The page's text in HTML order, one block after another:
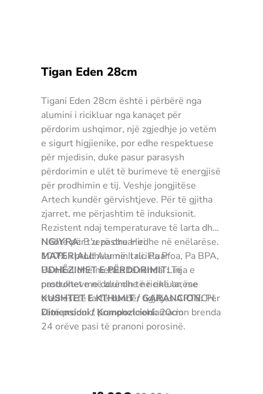
Tigan Eden 28cm
Tigani Eden 28cm është i përbërë nga
alumini i ricikluar nga kanaçet për
përdorim ushqimor, një zgjedhje jo vetëm
e sigurt higjienike, por edhe respektuese
për mjedisin, duke pasur parasysh
përdorimin e ulët të burimeve të energjisë
për prodhimin e tij. Veshje jongjitëse
Artech kundër gërvishtjeve. Për të gjitha
zjarret, me përjashtim të induksionit.
Rezistent ndaj temperaturave të larta dhe
i lehtë për t’u pastruar edhe në enëlarëse.
100% i prodhuar në Itali. Pa Pfoa, Pa BPA,
Pa nikel dhe metale të rënda. Linja e
produkteve në alumin të ricikluar, me
trashësi të lartë kundër ngjitjes ARTECH.
Dimensioni / Kompozicioni:20cm
NGJYRA:E zezë dhe Hiri
MATERIALI:Alumin i ricikluar
UDHËZIMET E PËRDORIMIT:Të
pastrohet me dorë dhe në enë larëse
KUSHTET E KTHIMIT / GARANCION:Për
këtë produkt pranohet reklamacion brenda
24 orëve pasi të pranoni porosinë.